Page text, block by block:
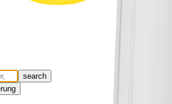
search